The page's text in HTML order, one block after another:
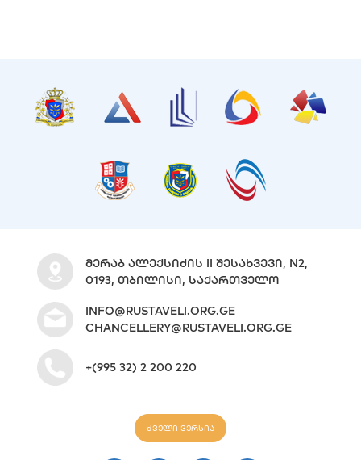
ᲛᲔᲠᲐᲑ ᲐᲚᲔᲥᲡᲘᲫᲘᲡ II ᲨᲔᲡᲐᲮᲕᲔᲕᲘ, N2,
0193, ᲗᲑᲘᲚᲘᲡᲘ, ᲡᲐᲥᲐᲠᲗᲕᲔᲚᲝ
INFO@RUSTAVELI.ORG.GE
CHANCELLERY@RUSTAVELI.ORG.GE
+(995 32) 2 200 220
ძველი ვერსია